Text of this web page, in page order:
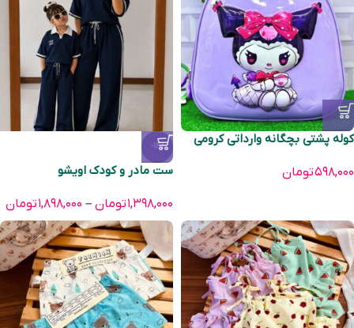
کوله پشتی بچگانه وارداتی کرومی
۵۹۸,۰۰۰تومان
-14%
ست مادر و کودک اویشو
۱,۳۹۸,۰۰۰تومان – ۱,۸۹۸,۰۰۰تومان